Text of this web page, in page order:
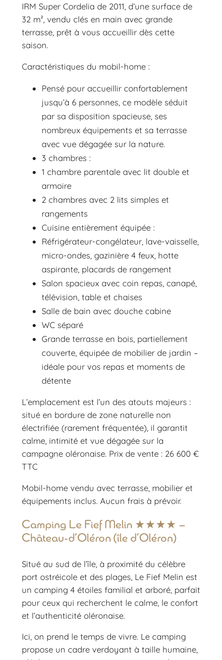
IRM Super Cordelia de 2011, d’une surface de
32 m², vendu clés en main avec grande
terrasse, prêt à vous accueillir dès cette
saison.
Caractéristiques du mobil-home :
Pensé pour accueillir confortablement
jusqu’à 6 personnes, ce modèle séduit
par sa disposition spacieuse, ses
nombreux équipements et sa terrasse
avec vue dégagée sur la nature.
3 chambres :
1 chambre parentale avec lit double et
armoire
2 chambres avec 2 lits simples et
rangements
Cuisine entièrement équipée :
Réfrigérateur-congélateur, lave-vaisselle,
micro-ondes, gazinière 4 feux, hotte
aspirante, placards de rangement
Salon spacieux avec coin repas, canapé,
télévision, table et chaises
Salle de bain avec douche cabine
WC séparé
Grande terrasse en bois, partiellement
couverte, équipée de mobilier de jardin –
idéale pour vos repas et moments de
détente
L’emplacement est l’un des atouts majeurs :
situé en bordure de zone naturelle non
électrifiée (rarement fréquentée), il garantit
calme, intimité et vue dégagée sur la
campagne oléronaise. Prix de vente : 26 600 €
TTC
Mobil-home vendu avec terrasse, mobilier et
équipements inclus. Aucun frais à prévoir.
Camping Le Fief Melin ★★★★ –
Château-d’Oléron (île d’Oléron)
Situé au sud de l’île, à proximité du célèbre
port ostréicole et des plages, Le Fief Melin est
un camping 4 étoiles familial et arboré, parfait
pour ceux qui recherchent le calme, le confort
et l’authenticité oléronaise.
Ici, on prend le temps de vivre. Le camping
propose un cadre verdoyant à taille humaine,